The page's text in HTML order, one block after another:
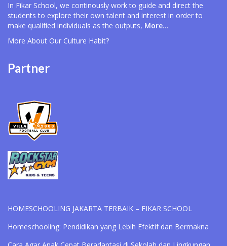
In Fikar School, we continously work to guide and direct the
students to explore their own talent and interest in order to
make qualified individuals as the outputs, More…
More About Our Culture Habit?
Partner
HOMESCHOOLING JAKARTA TERBAIK – FIKAR SCHOOL
Homeschooling: Pendidikan yang Lebih Efektif dan Bermakna